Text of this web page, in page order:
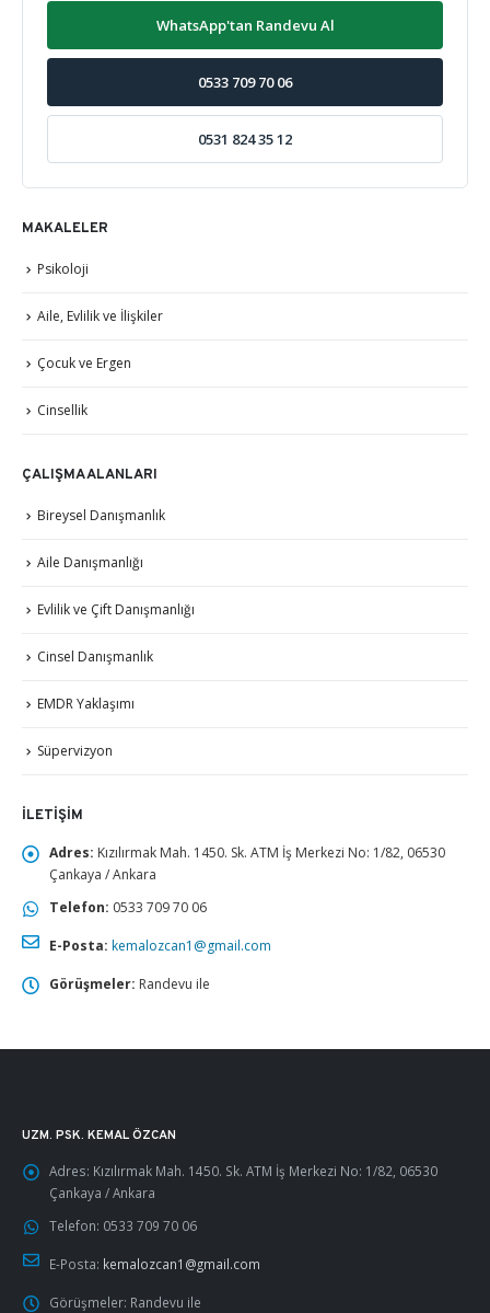
WhatsApp'tan Randevu Al
0533 709 70 06
0531 824 35 12
MAKALELER
Psikoloji
Aile, Evlilik ve İlişkiler
Çocuk ve Ergen
Cinsellik
ÇALIŞMA ALANLARI
Bireysel Danışmanlık
Aile Danışmanlığı
Evlilik ve Çift Danışmanlığı
Cinsel Danışmanlık
EMDR Yaklaşımı
Süpervizyon
İLETIŞIM
Adres: Kızılırmak Mah. 1450. Sk. ATM İş Merkezi No: 1/82, 06530
Çankaya / Ankara
Telefon: 0533 709 70 06
E-Posta: kemalozcan1@gmail.com
Görüşmeler: Randevu ile
UZM. PSK. KEMAL ÖZCAN
Adres: Kızılırmak Mah. 1450. Sk. ATM İş Merkezi No: 1/82, 06530
Çankaya / Ankara
Telefon: 0533 709 70 06
E-Posta: kemalozcan1@gmail.com
Görüşmeler: Randevu ile